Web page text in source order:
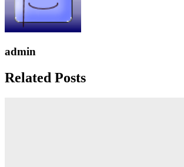
admin
Related Posts